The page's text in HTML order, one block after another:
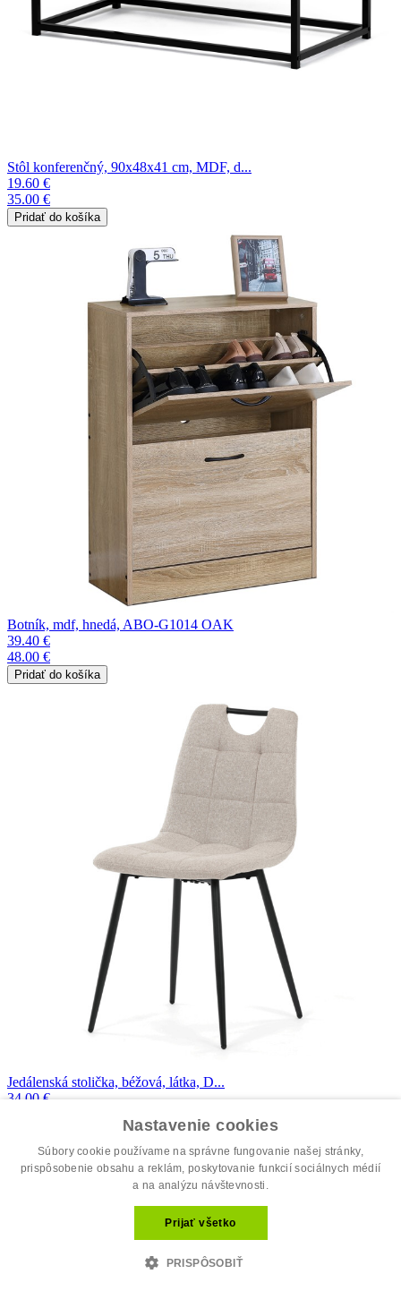
Stôl konferenčný, 90x48x41 cm, MDF, d...
19.60 €
35.00 €
Botník, mdf, hnedá, ABO-G1014 OAK
39.40 €
48.00 €
Jedálenská stolička, béžová, látka, D...
34.00 €
Nastavenie cookies
Súbory cookie používame na správne fungovanie našej stránky,
prispôsobenie obsahu a reklám, poskytovanie funkcií sociálnych médií
a na analýzu návštevnosti.
Prijať všetko
PRISPÔSOBIŤ